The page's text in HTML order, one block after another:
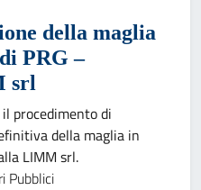
della maglia
PRG –
srl
procedimento di
della maglia in
LIMM srl.
Pubblici